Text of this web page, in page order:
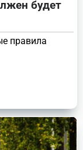
будет
правила